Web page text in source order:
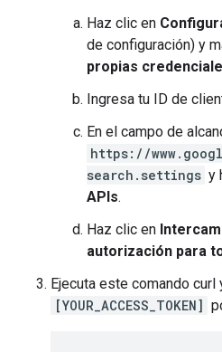
Haz clic en
de configuración) y
propias
Ingresa tu ID de
En el campo de
https://
search.settings y
APIs.
Haz clic en
autorización para
Ejecuta este comando curl
[YOUR_ACCESS_TOKEN]